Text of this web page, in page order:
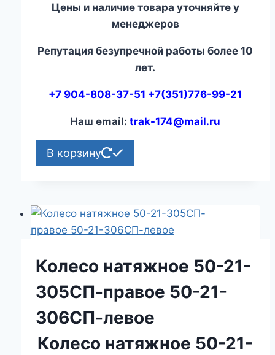
Цены и наличие товара уточняйте у
менеджеров
Репутация безупречной работы более 10
лет.
+7 904-808-37-51 +7(351)776-99-21
Наш email:trak-174@mail.ru
В корзину
Колесо натяжное 50-21-
305СП-правое 50-21-
306СП-левое
Колесо натяжное 50-21-